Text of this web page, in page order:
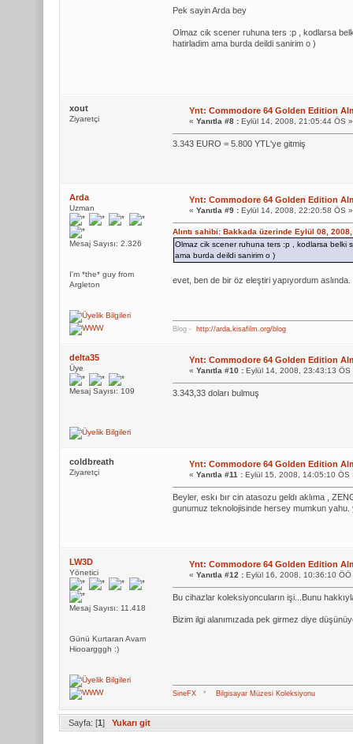
Pek sayin Arda bey
Olmaz cik scener ruhuna ters :p , kodlarsa
hatirladim ama burda deildi sanirim o )
xout
Ziyaretçi
Ynt: Commodore 64 Golden Edition
« Yanıtla #8 :Eylül 14, 2008, 21:05:44 ÖS »
3.343 EURO = 5.800 YTL'ye gitmiş
Arda
Uzman
Mesaj Sayısı: 2.326
I'm *the* guy from
Argleton
Ynt: Commodore 64 Golden Edition
« Yanıtla #9 :Eylül 14, 2008, 22:20:58 ÖS »
Alıntı sahibi: Bakkada üzerinde Eylül 08,
Olmaz cik scener ruhuna ters :p , kodlarsa
ama burda deildi sanirim o )
evet, ben de bir öz eleştiri yapıyordum aslında.
Blog - http://arda.kisafilm.org/blog
delta35
Üye
Mesaj Sayısı: 109
Ynt: Commodore 64 Golden Edition
« Yanıtla #10 :Eylül 14, 2008, 23:43:13 ÖS
3.343,33 doları bulmuş
coldbreath
Ziyaretçi
Ynt: Commodore 64 Golden Edition
« Yanıtla #11 :Eylül 15, 2008, 14:05:10 ÖS
Beyler, eskı bır cin atasozu geldı aklıma ,
gunumuz teknolojisinde hersey mumkun yahu.
LW3D
Yönetici
Mesaj Sayısı: 11.418
Günü Kurtaran Avam
Hiooargggh :)
Ynt: Commodore 64 Golden Edition
« Yanıtla #12 :Eylül 16, 2008, 10:36:10 ÖÖ
Bu cihazlar koleksiyoncuların işi...Bunu
Bizim ilgi alanımızada pek girmez diye
SineFX* Bilgisayar Müzesi Koleksiyonu
Sayfa: [1] Yukarı git